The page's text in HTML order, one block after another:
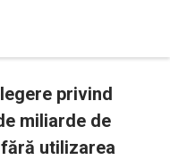
privind
miliarde de
utilizarea